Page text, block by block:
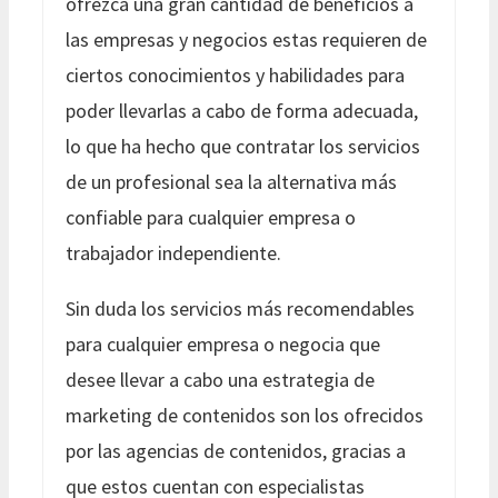
las empresas y negocios estas requieren de
ciertos conocimientos y habilidades para
poder llevarlas a cabo de forma adecuada,
lo que ha hecho que contratar los servicios
de un profesional sea la alternativa más
confiable para cualquier empresa o
trabajador independiente.
Sin duda los servicios más recomendables
para cualquier empresa o negocia que
desee llevar a cabo una estrategia de
marketing de contenidos son los ofrecidos
por las agencias de contenidos, gracias a
que estos cuentan con especialistas